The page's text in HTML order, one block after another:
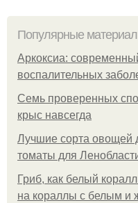
Популярные
Аркоксиа:
воспалительных
Семь проверенных
крыс навсегда
Лучшие сорта овощей
томаты для
Гриб, как белый
на кораллы с белым и